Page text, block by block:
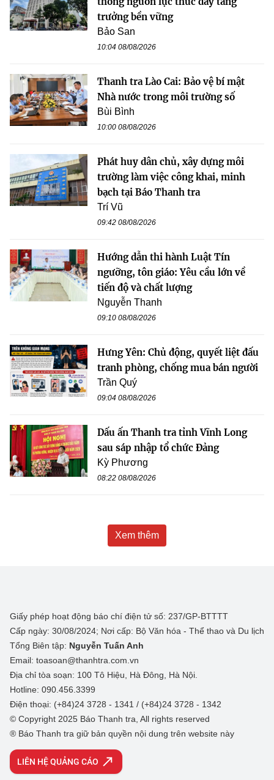
trưởng bền vững
Bảo San
10:04 08/08/2026
Thanh tra Lào Cai: Bảo vệ bí mật
Nhà nước trong môi trường số
Bùi Bình
10:00 08/08/2026
Phát huy dân chủ, xây dựng môi
trường làm việc công khai, minh
bạch tại Báo Thanh tra
Trí Vũ
09:42 08/08/2026
Hướng dẫn thi hành Luật Tín
ngưỡng, tôn giáo: Yêu cầu lớn về
tiến độ và chất lượng
Nguyễn Thanh
09:10 08/08/2026
Hưng Yên: Chủ động, quyết liệt đấu
tranh phòng, chống mua bán người
Trần Quý
09:04 08/08/2026
Dấu ấn Thanh tra tỉnh Vĩnh Long
sau sáp nhập tổ chức Đảng
Kỳ Phương
08:22 08/08/2026
Xem thêm
Giấy phép hoạt động báo chí điện tử số: 237/GP-BTTTT
Cấp ngày: 30/08/2024; Nơi cấp: Bộ Văn hóa - Thể thao và Du lịch
Tổng Biên tập: Nguyễn Tuấn Anh
Email: toasoan@thanhtra.com.vn
Địa chỉ tòa soạn: 100 Tô Hiệu, Hà Đông, Hà Nội.
Hotline: 090.456.3399
Điện thoại: (+84)24 3728 - 1341 / (+84)24 3728 - 1342
© Copyright 2025 Báo Thanh tra, All rights reserved
® Báo Thanh tra giữ bản quyền nội dung trên website này
LIÊN HỆ QUẢNG CÁO